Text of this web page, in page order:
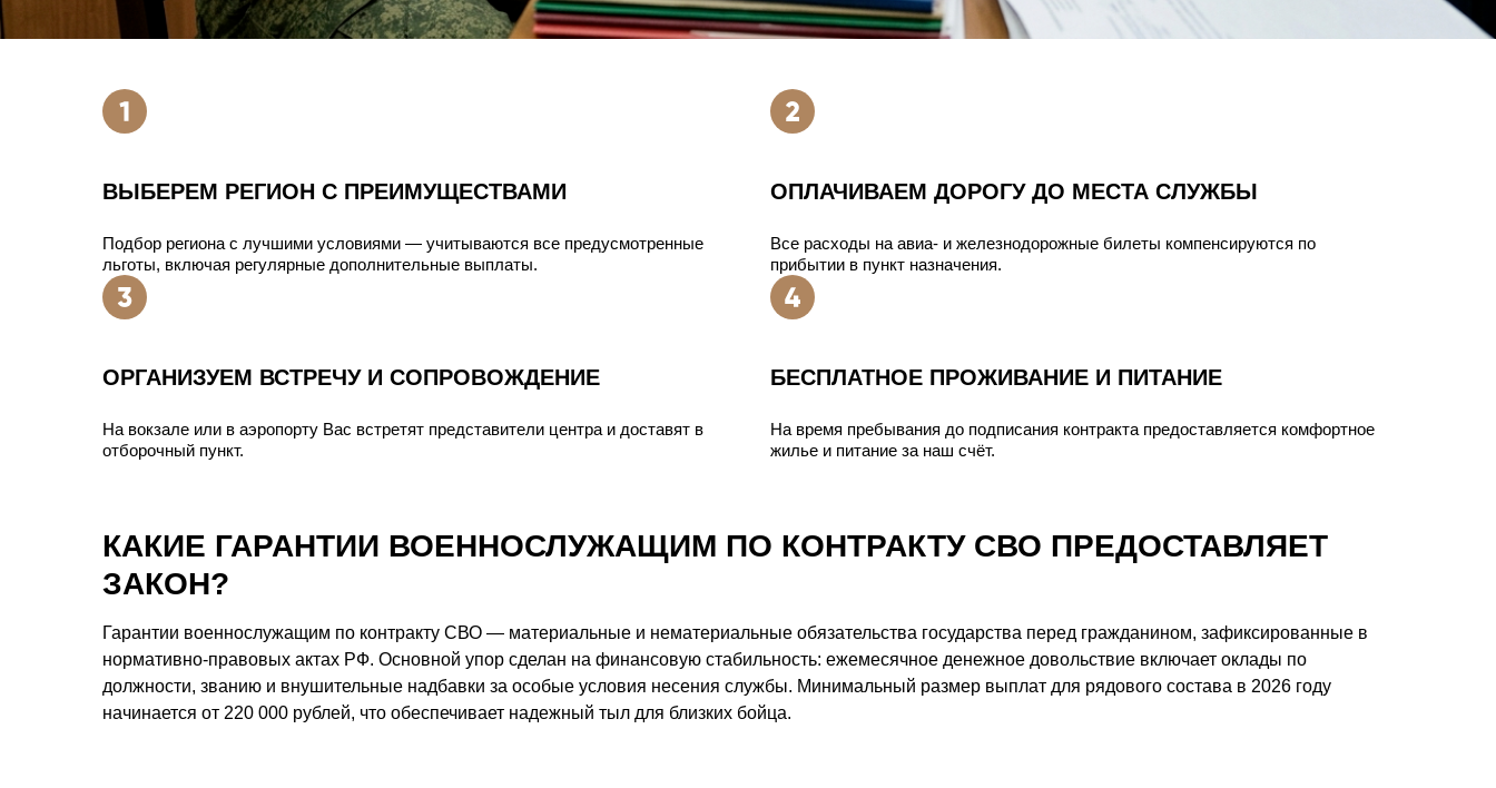
ВЫБЕРЕМ РЕГИОН С ПРЕИМУЩЕСТВАМИ
Подбор региона с лучшими условиями — учитываются все предусмотренные
льготы, включая регулярные дополнительные выплаты.
ОПЛАЧИВАЕМ ДОРОГУ ДО МЕСТА СЛУЖБЫ
Все расходы на авиа- и железнодорожные билеты компенсируются по
прибытии в пункт назначения.
ОРГАНИЗУЕМ ВСТРЕЧУ И СОПРОВОЖДЕНИЕ
На вокзале или в аэропорту Вас встретят представители центра и доставят в
отборочный пункт.
БЕСПЛАТНОЕ ПРОЖИВАНИЕ И ПИТАНИЕ
На время пребывания до подписания контракта предоставляется комфортное
жилье и питание за наш счёт.
КАКИЕ ГАРАНТИИ ВОЕННОСЛУЖАЩИМ ПО КОНТРАКТУ СВО ПРЕДОСТАВЛЯЕТ
ЗАКОН?
Гарантии военнослужащим по контракту СВО — материальные и нематериальные обязательства государства перед гражданином, зафиксированные в
нормативно-правовых актах РФ. Основной упор сделан на финансовую стабильность: ежемесячное денежное довольствие включает оклады по
должности, званию и внушительные надбавки за особые условия несения службы. Минимальный размер выплат для рядового состава в 2026 году
начинается от 220 000 рублей, что обеспечивает надежный тыл для близких бойца.